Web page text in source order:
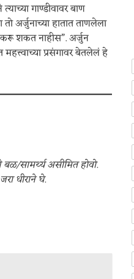
गाण्डीवावर बाण
अर्जुनाच्या हातात ताणलेला
करू शकत नाहीस”. अर्जुन
प्रसंगावर बेतलेलं हे
सामर्थ्य असीमित होवो.
धीराने घे.